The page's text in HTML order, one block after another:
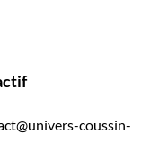
coussin-